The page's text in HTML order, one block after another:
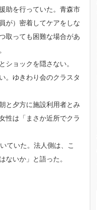
助を行っていた。青森市
が）密着してケアをしな
取っても困難な場合があ
ショックを隠さない。
。ゆきわり会のクラスタ
と夕方に施設利用者とみ
性は「まさか近所でクラ
ていた。法人側は、こ
ないか」と語った。